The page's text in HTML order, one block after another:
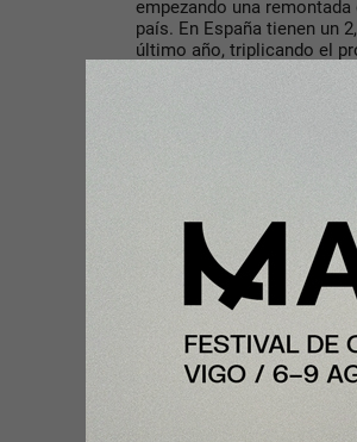
empezando una
país. En España tienen un
último año, triplicando el
Tu opinión